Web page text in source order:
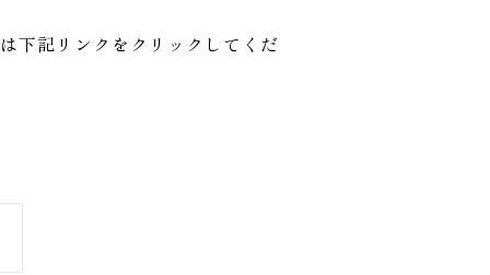
下記リンクをクリックしてくだ